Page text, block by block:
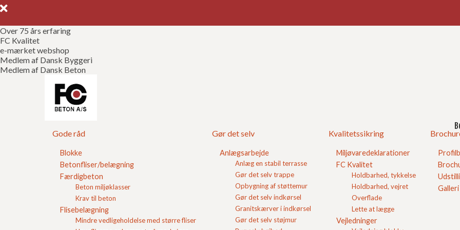
Over 75 års erfaring
FC Kvalitet
e-mærket webshop
Medlem af Dansk Byggeri
Medlem af Dansk Beton
Gode råd
Blokke
Betonfliser/belægning
Færdigbeton
Beton miljøklasser
Krav til beton
Flisebelægning
Mindre vedligeholdelse med større fliser
Gør det selv
Anlægsarbejde
Anlæg en stabil terrasse
Gør det selv trappe
Opbygning af støttemur
Gør det selv indkørsel
Granitskærver i indkørsel
Gør det selv støjmur
Kvalitetssikring
Miljøvaredeklarationer
FC Kvalitet
Holdbarhed, tykkelse
Holdbarhed, vejret
Overflade
Lette at lægge
Vejledninger
Gør det selv trappe
Der bliver lavet betontrapper mange forskellige steder og med flere forskellige formål.
Mange betontrapper bygges fordi der er niveauforskel, men også for at opdele arealer
eller skabe siddepladser.
En betontrappe opbygget korrekt er en meget holdbar løsning og kan varieres i udtryk med
forskellige betonsten og trappetrin.